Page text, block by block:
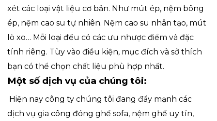
xét các loại vật liệu cơ bản. Như mút ép, nệm bông
ép, nệm cao su tự nhiên. Nệm cao su nhân tạo, mút
lò xo… Mỗi loại đều có các ưu nhược điểm và đặc
tính riêng. Tùy vào điều kiện, mục đích và sở thích
bạn có thể chọn chất liệu phù hợp nhất.
Một số dịch vụ của chúng tôi:
Hiện nay công ty chúng tôi đang đẩy mạnh các
dịch vụ gia công đóng ghế sofa, nệm ghế uy tín,